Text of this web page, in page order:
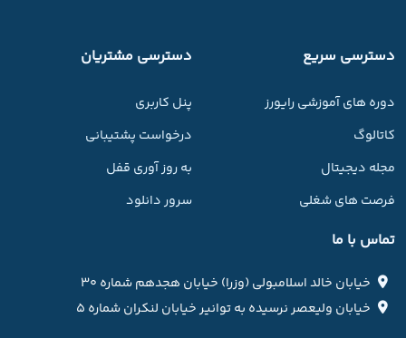
دسترسی سریع
دوره های آموزشی رایورز
کاتالوگ
مجله دیجیتال
فرصت های شغلی
دسترسی مشتریان
پنل کاربری
درخواست پشتیبانی
به روز آوری قفل
سرور دانلود
تماس با ما
خیابان خالد اسلامبولی (وزرا) خیابان هجدهم شماره ۳۰
خیابان ولیعصر نرسیده به توانیر خیابان لنکران شماره ۵